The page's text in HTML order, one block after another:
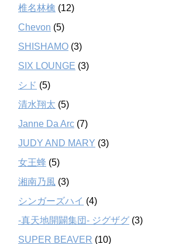
椎名林檎 (12)
Chevon (5)
SHISHAMO (3)
SIX LOUNGE (3)
シド (5)
清水翔太 (5)
Janne Da Arc (7)
JUDY AND MARY (3)
女王蜂 (5)
湘南乃風 (3)
シンガーズハイ (4)
-真天地開闢集団- ジグザグ (3)
SUPER BEAVER (10)